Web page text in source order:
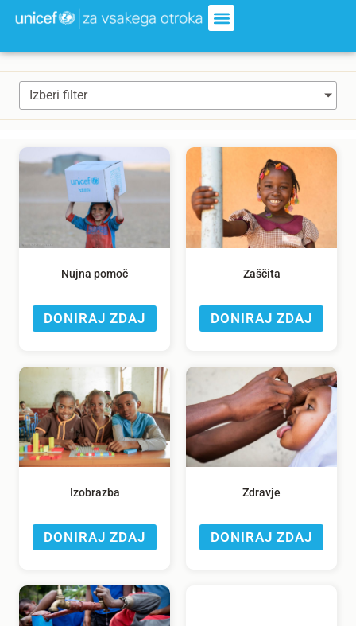
Izberi filter
Nujna pomoč
DONIRAJ ZDAJ
Zaščita
DONIRAJ ZDAJ
Izobrazba
DONIRAJ ZDAJ
Zdravje
DONIRAJ ZDAJ